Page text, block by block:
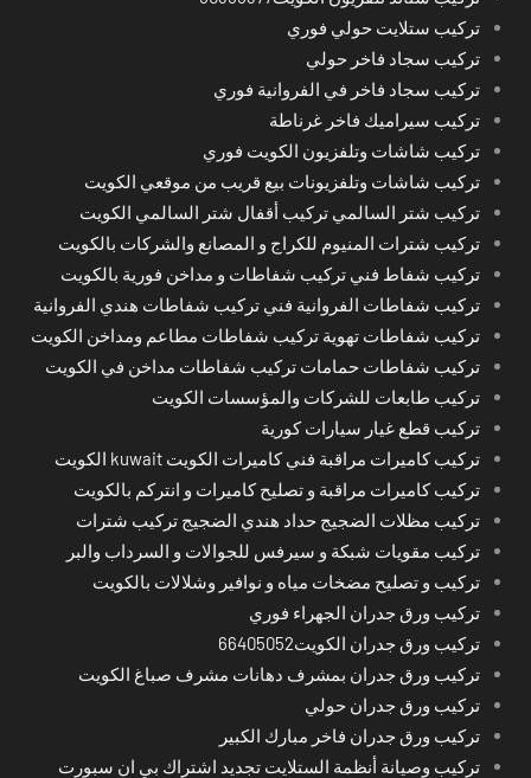
تركيب ستلايت حولي فوري
تركيب سجاد فاخر حولي
تركيب سجاد فاخر في الفروانية فوري
تركيب سيراميك فاخر غرناطة
تركيب شاشات وتلفزيون الكويت فوري
تركيب شاشات وتلفزيونات بيع قريب من موقعي الكويت
تركيب شتر السالمي تركيب أقفال شتر السالمي الكويت
تركيب شترات المنيوم للكراج و المصانع والشركات بالكويت
تركيب شفاط فني تركيب شفاطات و مداخن فورية بالكويت
تركيب شفاطات الفروانية فني تركيب شفاطات هندي الفروانية
تركيب شفاطات تهوية تركيب شفاطات مطاعم ومداخن الكويت
تركيب شفاطات حمامات تركيب شفاطات مداخن في الكويت
تركيب طابعات للشركات والمؤسسات الكويت
تركيب قطع غيار سيارات كورية
تركيب كاميرات مراقبة فني كاميرات الكويت kuwait الكويت
تركيب كاميرات مراقبة و تصليح كاميرات و انتركم بالكويت
تركيب مظلات الضجيج حداد هندي الضجيج تركيب شترات
تركيب مقويات شبكة و سيرفس للجوالات و السرداب والبر
تركيب و تصليح مضخات مياه و نوافير وشلالات بالكويت
تركيب ورق جدران الجهراء فوري
تركيب ورق جدران الكويت66405052
تركيب ورق جدران بمشرف دهانات مشرف صباغ الكويت
تركيب ورق جدران حولي
تركيب ورق جدران فاخر مبارك الكبير
تركيب وصيانة أنظمة الستلايت تجديد اشتراك بي ان سبورت